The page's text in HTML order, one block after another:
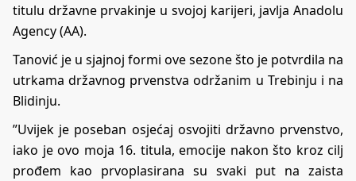
titulu državne prvakinje u svojoj karijeri, javlja Anadolu
Agency (AA).
Tanović je u sjajnoj formi ove sezone što je potvrdila na
utrkama državnog prvenstva održanim u Trebinju i na
Blidinju.
”Uvijek je poseban osjećaj osvojiti državno prvenstvo,
iako je ovo moja 16. titula, emocije nakon što kroz cilj
prođem kao prvoplasirana su svaki put na zaista